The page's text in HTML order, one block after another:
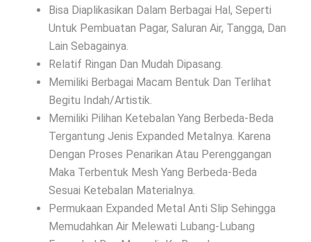
Bisa Diaplikasikan Dalam Berbagai Hal, Seperti
Untuk Pembuatan Pagar, Saluran Air, Tangga, Dan
Lain Sebagainya.
Relatif Ringan Dan Mudah Dipasang.
Memiliki Berbagai Macam Bentuk Dan Terlihat
Begitu Indah/Artistik.
Memiliki Pilihan Ketebalan Yang Berbeda-Beda
Tergantung Jenis Expanded Metalnya. Karena
Dengan Proses Penarikan Atau Perenggangan
Maka Terbentuk Mesh Yang Berbeda-Beda
Sesuai Ketebalan Materialnya.
Permukaan Expanded Metal Anti Slip Sehingga
Memudahkan Air Melewati Lubang-Lubang